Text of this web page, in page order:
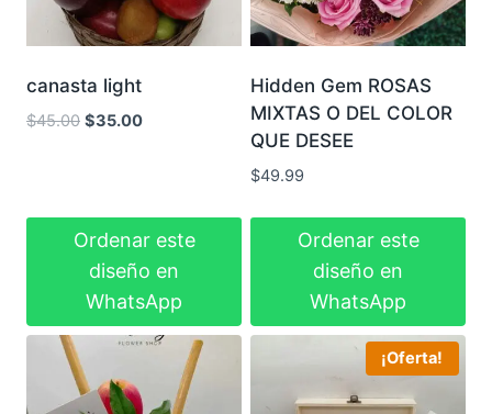
canasta light
$45.00 El
$45.00.
$35.00El
$35.00.
Ordenar este
diseño en
WhatsApp
Hidden Gem ROSAS
MIXTAS O DEL COLOR
QUE DESEE
$49.99
Ordenar este
diseño en
WhatsApp
¡Oferta!